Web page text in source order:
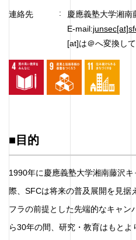
連絡先
慶應義塾大学湘南
E-mail:
[at]は＠へ変換し
4.education 9.innovation
■目的
1990年に慶應義塾大学湘南藤沢
際、SFCは将来の普及展開を見据
フラの前提とした先端的なキャン
ら30年の間、研究・教育はもと